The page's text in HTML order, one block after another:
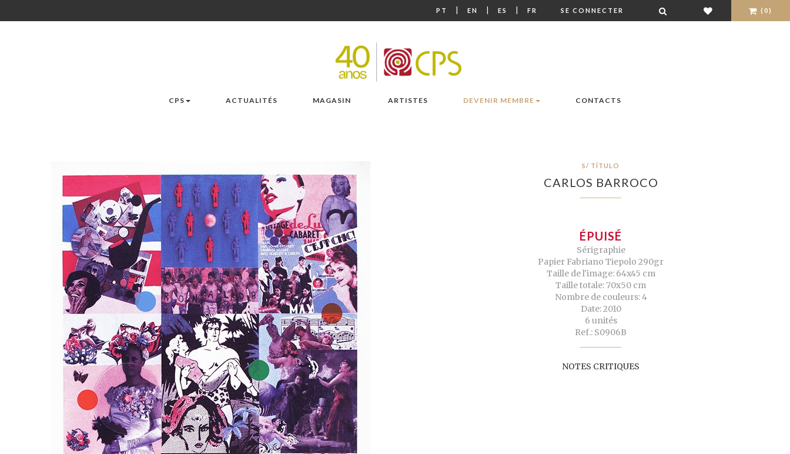
PT | EN | ES | FR SE CONNECTER (0)
CPS ACTUALITÉS MAGASIN ARTISTES DEVENIR MEMBRE CONTACTS
S/ TÍTULO
CARLOS BARROCO
ÉPUISÉ
Sérigraphie
Papier Fabriano Tiepolo 290gr
Taille de l'image: 64x45 cm
Taille totale: 70x50 cm
Nombre de couleurs: 4
Date: 2010
6 unités
Ref.: S0906B
NOTES CRITIQUES